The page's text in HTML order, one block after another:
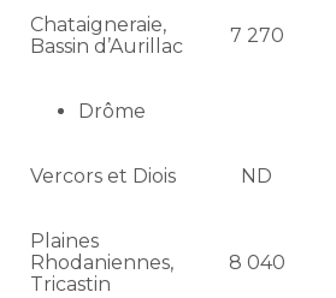
Chataigneraie,
Bassin d’Aurillac
7 270
Drôme
Vercors et Diois ND
Plaines
Rhodaniennes,
Tricastin
8 040